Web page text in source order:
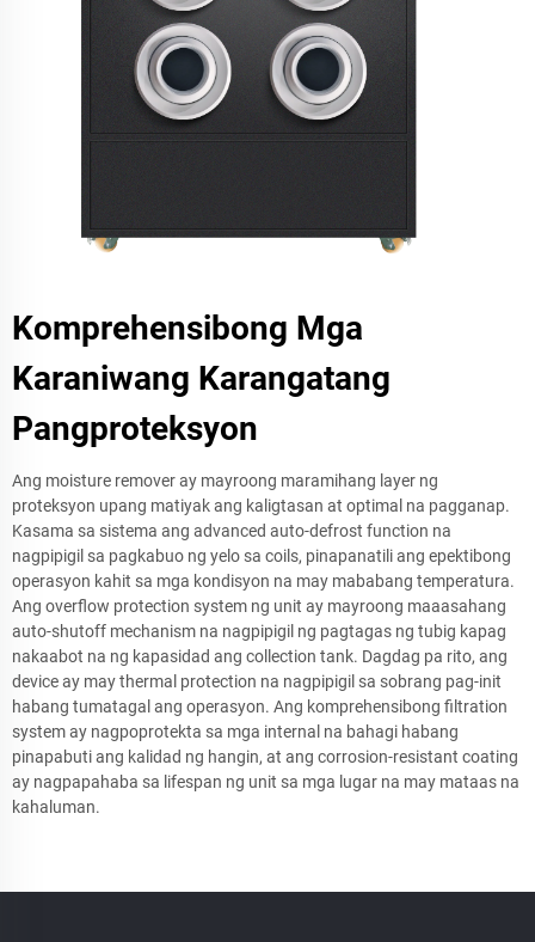
Komprehensibong Mga
Karaniwang Karangatang
Pangproteksyon
Ang moisture remover ay mayroong maramihang layer ng
proteksyon upang matiyak ang kaligtasan at optimal na pagganap.
Kasama sa sistema ang advanced auto-defrost function na
nagpipigil sa pagkabuo ng yelo sa coils, pinapanatili ang epektibong
operasyon kahit sa mga kondisyon na may mababang temperatura.
Ang overflow protection system ng unit ay mayroong maaasahang
auto-shutoff mechanism na nagpipigil ng pagtagas ng tubig kapag
nakaabot na ng kapasidad ang collection tank. Dagdag pa rito, ang
device ay may thermal protection na nagpipigil sa sobrang pag-init
habang tumatagal ang operasyon. Ang komprehensibong filtration
system ay nagpoprotekta sa mga internal na bahagi habang
pinapabuti ang kalidad ng hangin, at ang corrosion-resistant coating
ay nagpapahaba sa lifespan ng unit sa mga lugar na may mataas na
kahaluman.